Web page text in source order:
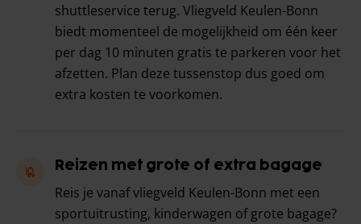
shuttleservice terug. Vliegveld Keulen-Bonn
biedt momenteel de mogelijkheid om één keer
per dag 10 minuten gratis te parkeren voor het
afzetten. Plan deze tussenstop dus goed om
extra kosten te voorkomen.
Reizen met grote of extra bagage
Reis je vanaf vliegveld Keulen-Bonn met een
sportuitrusting, kinderwagen of grote bagage?